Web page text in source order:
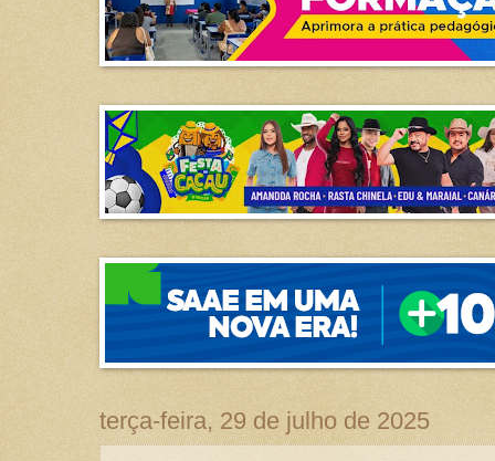
terça-feira, 29 de julho de 2025